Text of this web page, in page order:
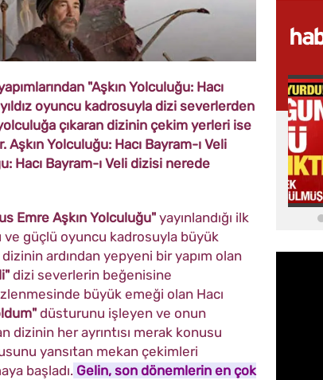
"Aşkın Yolculuğu: Hacı
oyuncu kadrosuyla dizi severlerden
çıkaran dizinin çekim yerleri ise
Yolculuğu: Hacı Bayram-ı Veli
Hacı Bayram-ı Veli dizisi nerede
Emre Aşkın Yolculuğu" yayınlandığı ilk
güçlü oyuncu kadrosuyla büyük
ardından yepyeni bir yapım olan
dizi severlerin beğenisine
büyük emeği olan Hacı
düsturunu işleyen ve onun
dizinin her ayrıntısı merak konusu
yansıtan mekan çekimleri
başladı. Gelin, son dönemlerin en çok